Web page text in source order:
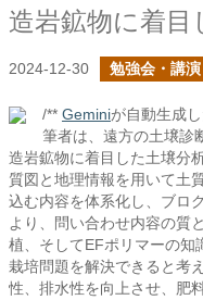
2024-12-30 勉強会・講演
/** Geminiが自動生成
筆者は、遠方の土壌診
造岩鉱物に着目した土壌分
質図と地理情報を用いて土
込む内容を体系化し、ブロ
より、問い合わせ内容の質
植、そしてEFポリマーの知
栽培問題を解決できると考
性、排水性を向上させ、肥